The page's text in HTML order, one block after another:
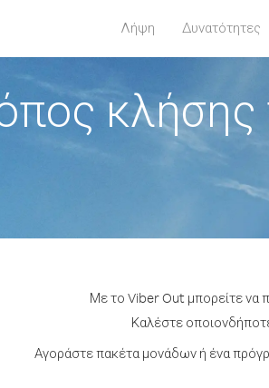
Λήψη Δυνατότητες
κλήσης
Με το Viber Out μπορείτε να
Καλέστε
Αγοράστε πακέτα μονάδων ή ένα